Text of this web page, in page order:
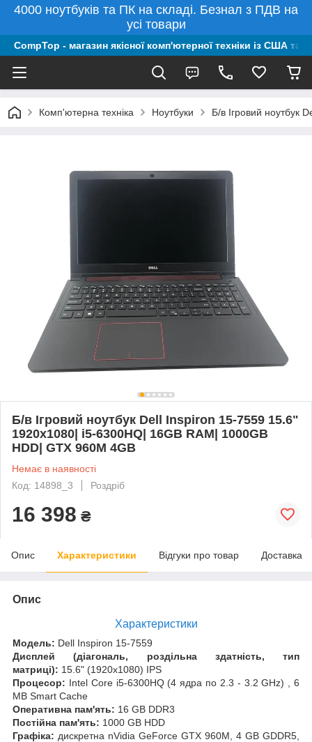
4000 ноутбуків та ПК на складі. Безнал з ПДВ на
усі товари
CompTop - магазин якісної комп'ютерної техніки із США та
Комп'ютерна техніка Ноутбуки Б/в Ігровий ноутбук
Б/в Ігровий ноутбук Dell Inspiron 15-7559 15.6"
1920x1080| i5-6300HQ| 16GB RAM| 1000GB
HDD| GTX 960M 4GB
Немає в наявності
Код: 14898_3
Роздріб
16 398 ₴
Опис Характеристики Відгуки про товар Доставка
Опис
Характеристики
Модель: Dell Inspiron 15-7559
Дисплей (діагональ, роздільна здатність, тип
матриці): 15.6" (1920x1080) IPS
Процесор: Intel Core i5-6300HQ (4 ядра по 2.3 - 3.2 GHz) , 6
MB Smart Cache
Оперативна пам'ять: 16 GB DDR3
Постійна пам'ять: 1000 GB HDD
Графіка: дискретна nVidia GeForce GTX 960M, 4 GB GDDR5,